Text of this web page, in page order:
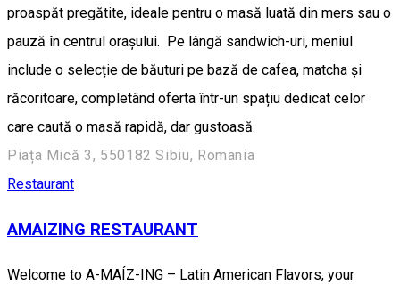
proaspăt pregătite, ideale pentru o masă luată din mers sau o
pauză în centrul orașului. Pe lângă sandwich-uri, meniul
include o selecție de băuturi pe bază de cafea, matcha și
răcoritoare, completând oferta într-un spațiu dedicat celor
care caută o masă rapidă, dar gustoasă.
Piața Mică 3, 550182 Sibiu, Romania
Restaurant
AMAIZING RESTAURANT
Welcome to A-MAÍZ-ING – Latin American Flavors, your